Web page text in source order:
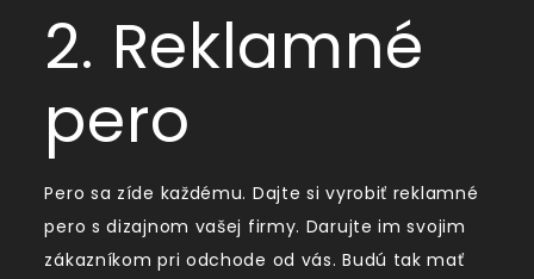
2. Reklamné
pero
Pero sa zíde každému. Dajte si vyrobiť reklamné
pero s dizajnom vašej firmy. Darujte im svojim
zákazníkom pri odchode od vás. Budú tak mať